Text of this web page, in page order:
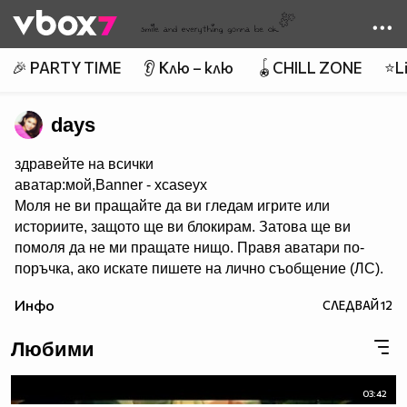
👾
🎉 PARTY TIME 👂 Клю – клю 🪀CHILL ZONE
days
здравейте на всички
аватар:мой,Banner - xcaseyx
Моля не ви пращайте да ви гледам игрите или
историите, защото ще ви блокирам. Затова ще ви
помоля да не ми пращате нищо. Правя аватари по-
поръчка, ако искате пишете на лично съобщение (ЛС).
каквото мога. Не участвам в конкурси. В сайта има
красиви профили. Също ,че се запознах с много добри
хора. Е СЕГА НЕЩО ЗА МЕН. Така обичам много,много
Инфо СЛЕДВАЙ12
Любими
03:42